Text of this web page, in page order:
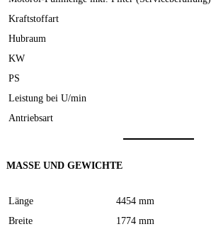
Kraftstoffart
Hubraum
KW
PS
Leistung bei U/min
Antriebsart
MASSE UND GEWICHTE
Länge
4454 mm
Breite
1774 mm